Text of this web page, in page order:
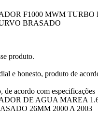
F1000 MWM TURBO
BRASADO
produto.
e honesto, produto de
de acordo com especificações
DE AGUA MAREA
26MM 2000 A 2003